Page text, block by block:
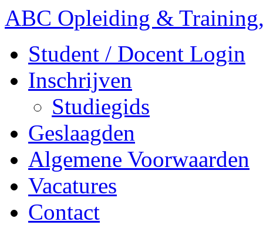
ABC Opleiding &
Student / Docent Login
Inschrijven
Studiegids
Geslaagden
Algemene Voorwaarden
Vacatures
Contact